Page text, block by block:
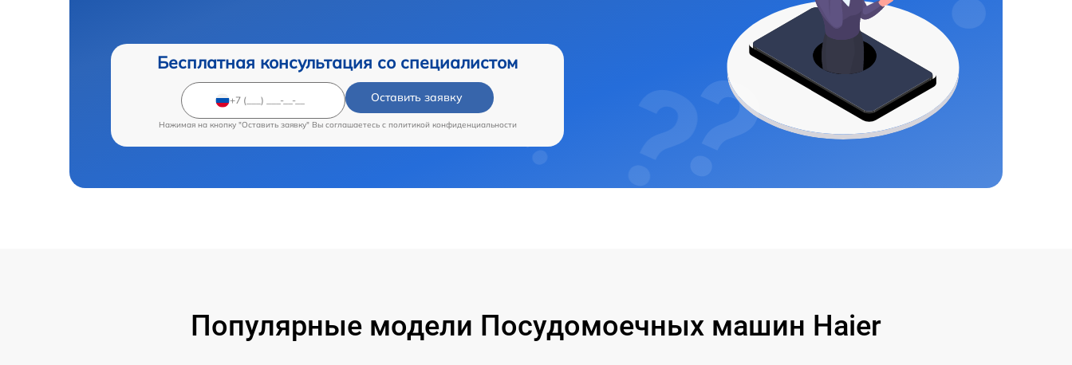
Бесплатная консультация со специалистом
Оставить заявку
Нажимая на кнопку "Оставить заявку" Вы соглашаетесь c политикой конфиденциальности
Популярные модели Посудомоечных машин Haier